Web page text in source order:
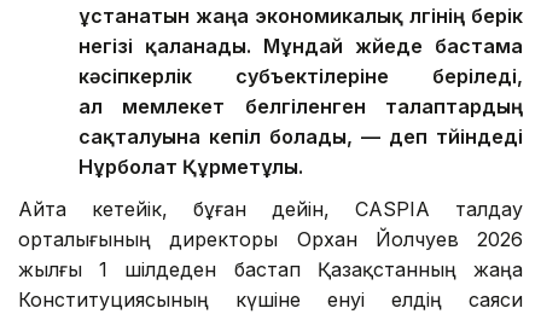
ұстанатын жаңа экономикалық үлгінің берік
негізі қаланады. Мұндай жүйеде бастама
кәсіпкерлік субъектілеріне беріледі,
ал мемлекет белгіленген талаптардың
сақталуына кепіл болады, — деп түйіндеді
Нұрболат Құрметұлы.
Айта кетейік, бұған дейін, CASPIA талдау
орталығының директоры Орхан Йолчуев 2026
жылғы 1 шілдеден бастап Қазақстанның жаңа
Конституциясының күшіне енуі елдің саяси